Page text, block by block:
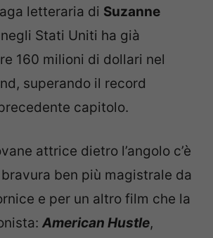
letteraria di Suzanne
Stati Uniti ha già
160 milioni di dollari nel
superando il record
capitolo.
attrice dietro l’angolo c’è
ben più magistrale da
e per un altro film che la
American Hustle,